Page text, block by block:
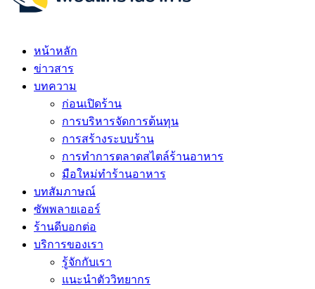
หน้าหลัก
ข่าวสาร
บทความ
ก่อนเปิดร้าน
การบริหารจัดการต้นทุน
การสร้างระบบร้าน
การทำการตลาดสไตล์ร้านอาหาร
มือใหม่ทำร้านอาหาร
บทสัมภาษณ์
ซัพพลายเออร์
ร้านดีบอกต่อ
บริการของเรา
รู้จักกับเรา
แนะนำตัววิทยากร